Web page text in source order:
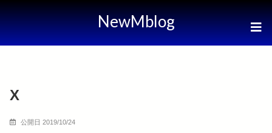
NewMblog
X
公開日 2019/10/24